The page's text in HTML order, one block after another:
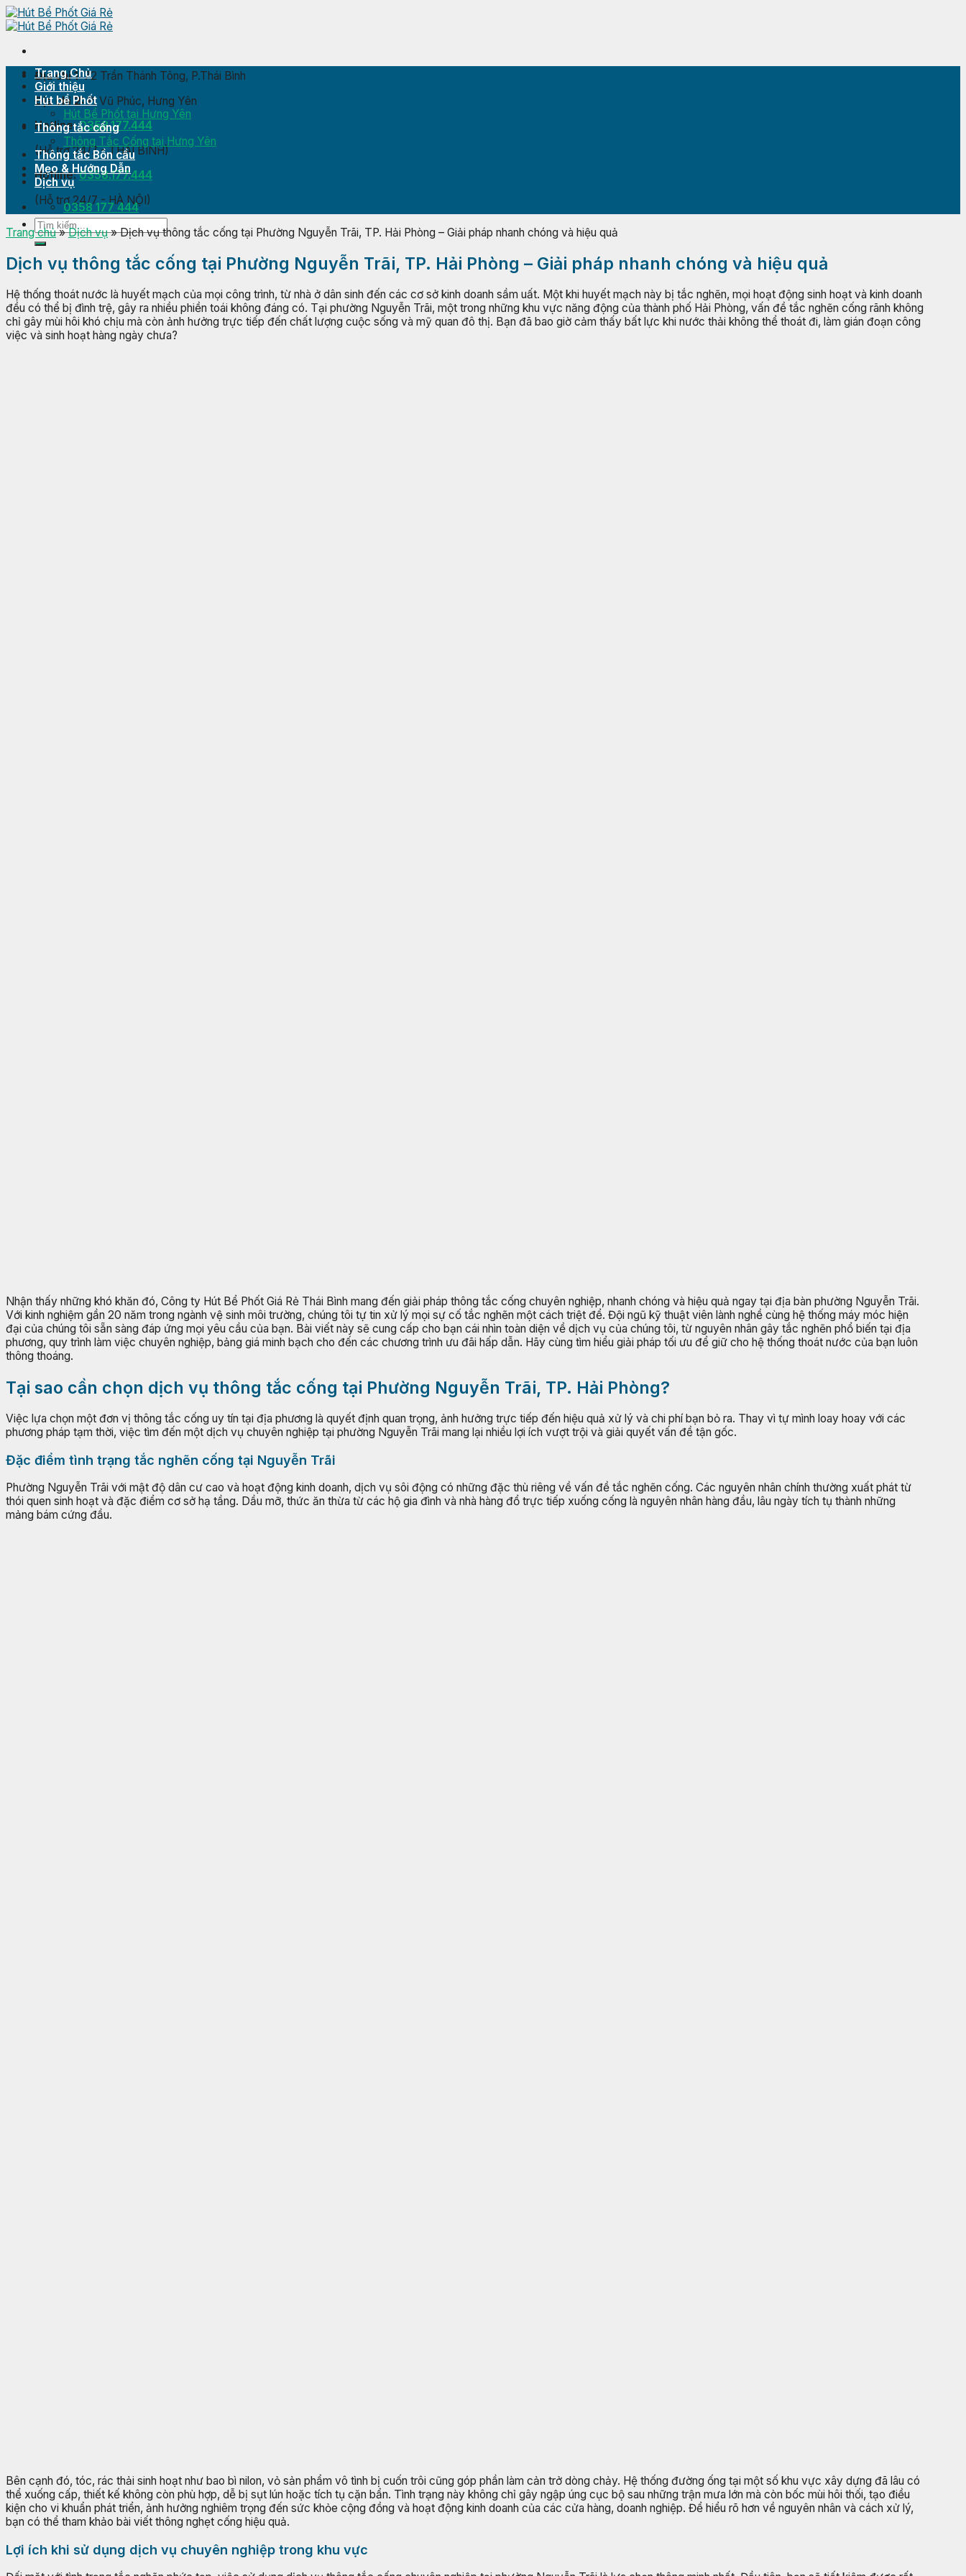
Skip
to
Địa chỉ 1:72 Trần Thánh Tông, P.Thái Bình
Địa chỉ 2:P. Vũ Phúc, Hưng Yên
Hotline: 0358.177.444
(Hỗ trợ 24/7 - THÁI BÌNH)
Hotline: 0358.177.444
(Hỗ trợ 24/7 - HÀ NỘI)
Trang Chủ
Giới thiệu
Hút bể Phốt
Hút Bể Phốt tại Hưng Yên
Thông tắc cống
Thông Tắc Cống tại Hưng Yên
Thông tắc Bồn cầu
Mẹo & Hướng Dẫn
Dịch vụ
0358 177 444
Trang chủ»Dịch vụ»Dịch vụ thông tắc cống tại Phường Nguyễn Trãi, TP. Hải Phòng – Giải pháp nhanh chóng và hiệu quả
Dịch vụ thông tắc cống tại Phường Nguyễn Trãi, TP. Hải Phòng – Giải pháp nhanh chóng và hiệu quả
Hệ thống thoát nước là huyết mạch của mọi công trình, từ nhà ở dân sinh đến các cơ sở kinh doanh sầm uất. Một khi huyết mạch này bị tắc nghẽn, mọi hoạt động sinh hoạt và kinh doanh
đều có thể bị đình trệ, gây ra nhiều phiền toái không đáng có. Tại phường Nguyễn Trãi, một trong những khu vực năng động của thành phố Hải Phòng, vấn đề tắc nghẽn cống rãnh không
chỉ gây mùi hôi khó chịu mà còn ảnh hưởng trực tiếp đến chất lượng cuộc sống và mỹ quan đô thị. Bạn đã bao giờ cảm thấy bất lực khi nước thải không thể thoát đi, làm gián đoạn công
việc và sinh hoạt hàng ngày chưa?
Nhận thấy những khó khăn đó, Công ty Hút Bể Phốt Giá Rẻ Thái Bình mang đến giải pháp thông tắc cống chuyên nghiệp, nhanh chóng và hiệu quả ngay tại địa bàn phường Nguyễn Trãi.
Với kinh nghiệm gần 20 năm trong ngành vệ sinh môi trường, chúng tôi tự tin xử lý mọi sự cố tắc nghẽn một cách triệt để. Đội ngũ kỹ thuật viên lành nghề cùng hệ thống máy móc hiện
đại của chúng tôi sẵn sàng đáp ứng mọi yêu cầu của bạn. Bài viết này sẽ cung cấp cho bạn cái nhìn toàn diện về dịch vụ của chúng tôi, từ nguyên nhân gây tắc nghẽn phổ biến tại địa
phương, quy trình làm việc chuyên nghiệp, bảng giá minh bạch cho đến các chương trình ưu đãi hấp dẫn. Hãy cùng tìm hiểu giải pháp tối ưu để giữ cho hệ thống thoát nước của bạn luôn
thông thoáng.
Tại sao cần chọn dịch vụ thông tắc cống tại Phường Nguyễn Trãi, TP. Hải Phòng?
Việc lựa chọn một đơn vị thông tắc cống uy tín tại địa phương là quyết định quan trọng, ảnh hưởng trực tiếp đến hiệu quả xử lý và chi phí bạn bỏ ra. Thay vì tự mình loay hoay với các
phương pháp tạm thời, việc tìm đến một dịch vụ chuyên nghiệp tại phường Nguyễn Trãi mang lại nhiều lợi ích vượt trội và giải quyết vấn đề tận gốc.
Đặc điểm tình trạng tắc nghẽn cống tại Nguyễn Trãi
Phường Nguyễn Trãi với mật độ dân cư cao và hoạt động kinh doanh, dịch vụ sôi động có những đặc thù riêng về vấn đề tắc nghẽn cống. Các nguyên nhân chính thường xuất phát từ
thói quen sinh hoạt và đặc điểm cơ sở hạ tầng. Dầu mỡ, thức ăn thừa từ các hộ gia đình và nhà hàng đổ trực tiếp xuống cống là nguyên nhân hàng đầu, lâu ngày tích tụ thành những
mảng bám cứng đầu.
Bên cạnh đó, tóc, rác thải sinh hoạt như bao bì nilon, vỏ sản phẩm vô tình bị cuốn trôi cũng góp phần làm cản trở dòng chảy. Hệ thống đường ống tại một số khu vực xây dựng đã lâu có
thể xuống cấp, thiết kế không còn phù hợp, dễ bị sụt lún hoặc tích tụ cặn bẩn. Tình trạng này không chỉ gây ngập úng cục bộ sau những trận mưa lớn mà còn bốc mùi hôi thối, tạo điều
kiện cho vi khuẩn phát triển, ảnh hưởng nghiêm trọng đến sức khỏe cộng đồng và hoạt động kinh doanh của các cửa hàng, doanh nghiệp. Để hiểu rõ hơn về nguyên nhân và cách xử lý,
bạn có thể tham khảo bài viết thông nghẹt cống hiệu quả.
Lợi ích khi sử dụng dịch vụ chuyên nghiệp trong khu vực